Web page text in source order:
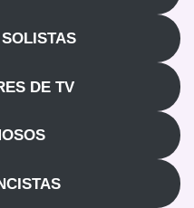
DE TV